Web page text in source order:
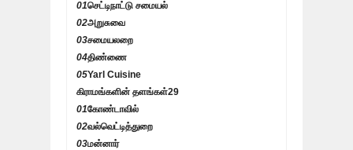
01செட்டிநாட்டு சமையல்
02அறுசுவை
03சமையலறை
04திண்ணை
05Yarl Cuisine
கிராமங்களின் தளங்கள்29
01கோண்டாவில்
02வல்வெட்டித்துறை
03மன்னார்